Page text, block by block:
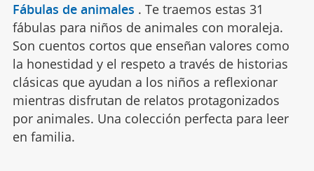
Fábulas de animales . Te traemos estas 31
fábulas para niños de animales con moraleja.
Son cuentos cortos que enseñan valores como
la honestidad y el respeto a través de historias
clásicas que ayudan a los niños a reflexionar
mientras disfrutan de relatos protagonizados
por animales. Una colección perfecta para leer
en familia.